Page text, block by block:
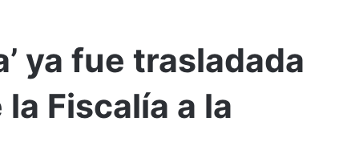
ya fue trasladada
Fiscalía a la